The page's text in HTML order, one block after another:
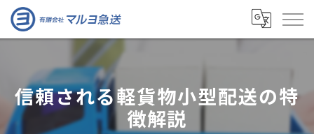
信頼される軽貨物小型配送の特
徴解説